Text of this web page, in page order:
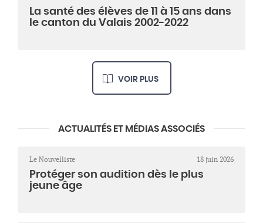
La santé des élèves de 11 à 15 ans dans
le canton du Valais 2002-2022
VOIR PLUS
ACTUALITÉS ET MÉDIAS ASSOCIÉS
Le Nouvelliste 18 juin 2026
Protéger son audition dès le plus
jeune âge